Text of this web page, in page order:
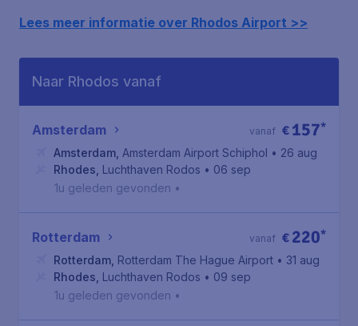
Lees meer informatie over Rhodos Airport >>
Naar Rhodos vanaf
Amsterdam € 157*
vanaf
Amsterdam Amsterdam Airport Schiphol • 26 aug
Rhodes Luchthaven Rodos • 06 sep
1u geleden gevonden •
Rotterdam € 220*
vanaf
Rotterdam Rotterdam The Hague Airport • 31 aug
Rhodes Luchthaven Rodos • 09 sep
1u geleden gevonden •